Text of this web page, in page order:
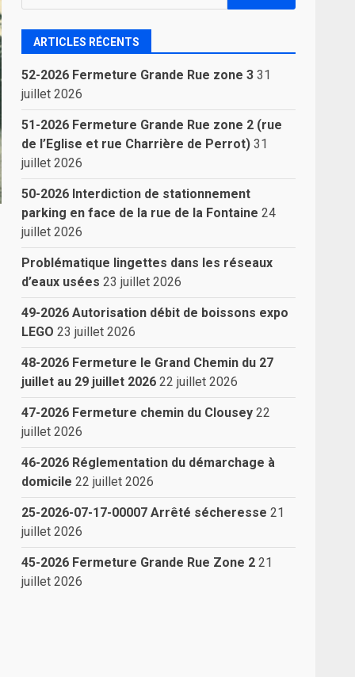
ARTICLES RÉCENTS
52-2026 Fermeture Grande Rue zone 3 31
juillet 2026
51-2026 Fermeture Grande Rue zone 2 (rue
de l’Eglise et rue Charrière de Perrot) 31
juillet 2026
50-2026 Interdiction de stationnement
parking en face de la rue de la Fontaine 24
juillet 2026
Problématique lingettes dans les réseaux
d’eaux usées 23 juillet 2026
49-2026 Autorisation débit de boissons expo
LEGO 23 juillet 2026
48-2026 Fermeture le Grand Chemin du 27
juillet au 29 juillet 2026 22 juillet 2026
47-2026 Fermeture chemin du Clousey 22
juillet 2026
46-2026 Réglementation du démarchage à
domicile 22 juillet 2026
25-2026-07-17-00007 Arrêté sécheresse 21
juillet 2026
45-2026 Fermeture Grande Rue Zone 2 21
juillet 2026